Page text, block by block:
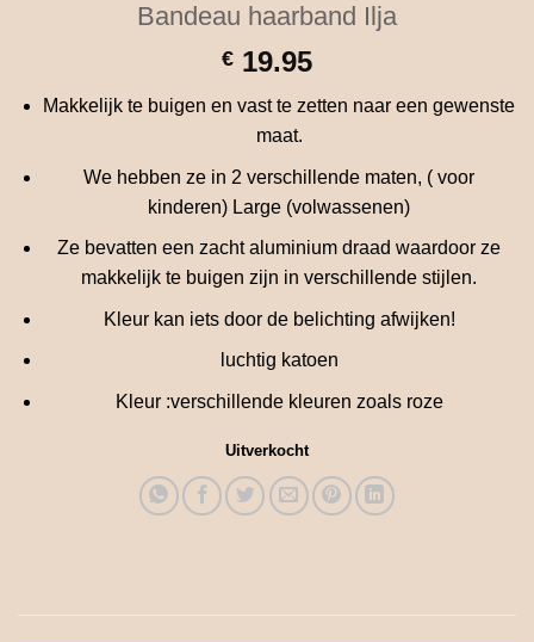
Bandeau haarband Ilja
€ 19.95
Makkelijk te buigen en vast te zetten naar een gewenste
maat.
We hebben ze in 2 verschillende maten, ( voor
kinderen) Large (volwassenen)
Ze bevatten een zacht aluminium draad waardoor ze
makkelijk te buigen zijn in verschillende stijlen.
Kleur kan iets door de belichting afwijken!
luchtig katoen
Kleur :verschillende kleuren zoals roze
Uitverkocht